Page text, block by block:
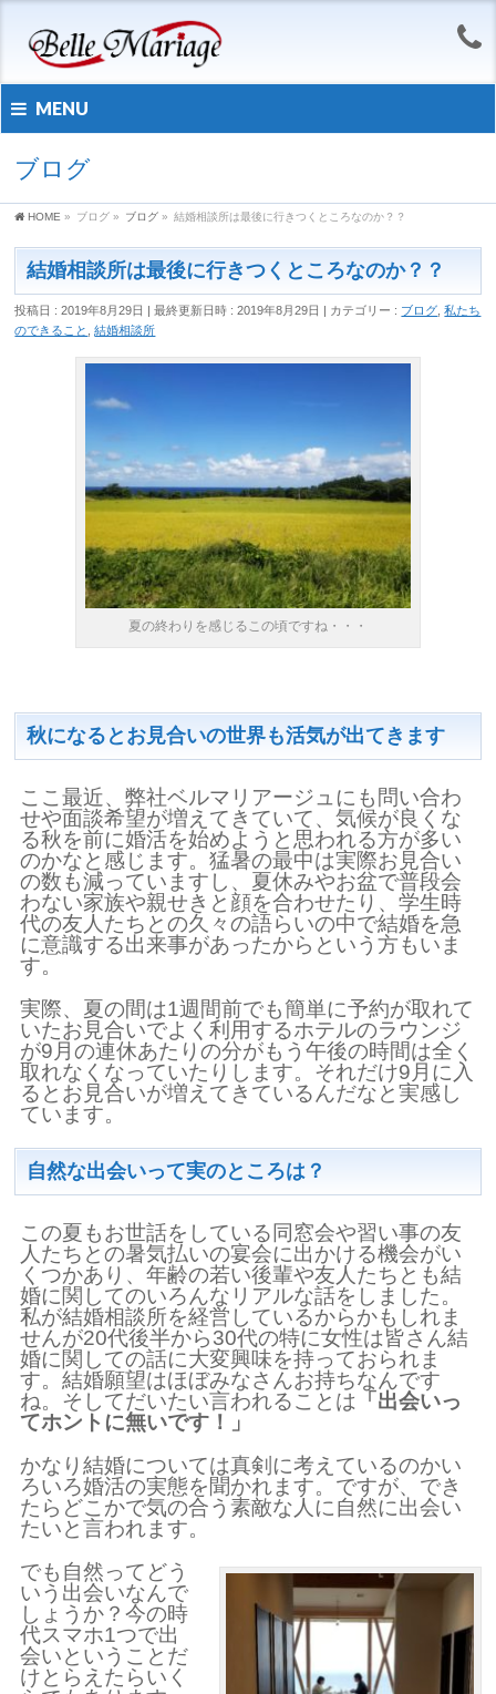
MENU
ブログ
HOME » ブログ » ブログ » 結婚相談所は最後に行きつくところなのか？？
結婚相談所は最後に行きつくところなのか？？
投稿日 : 2019年8月29日 最終更新日時 : 2019年8月29日 カテゴリー : ブログ ,私たち
のできること
,結婚相談所
夏の終わりを感じるこの頃ですね・・・
秋になるとお見合いの世界も活気が出てきます
ここ最近、弊社ベルマリアージュにも問い合わ
せや面談希望が増えてきていて、気候が良くな
る秋を前に婚活を始めようと思われる方が多い
のかなと感じます。猛暑の最中は実際お見合い
の数も減っていますし、夏休みやお盆で普段会
わない家族や親せきと顔を合わせたり、学生時
代の友人たちとの久々の語らいの中で結婚を急
に意識する出来事があったからという方もいま
す。
実際、夏の間は1週間前でも簡単に予約が取れて
いたお見合いでよく利用するホテルのラウンジ
が9月の連休あたりの分がもう午後の時間は全く
取れなくなっていたりします。それだけ9月に入
るとお見合いが増えてきているんだなと実感し
ています。
自然な出会いって実のところは？
この夏もお世話をしている同窓会や習い事の友
人たちとの暑気払いの宴会に出かける機会がい
くつかあり、年齢の若い後輩や友人たちとも結
婚に関してのいろんなリアルな話をしました。
私が結婚相談所を経営しているからかもしれま
せんが20代後半から30代の特に女性は皆さん結
婚に関しての話に大変興味を持っておられま
す。結婚願望はほぼみなさんお持ちなんです
ね。そしてだいたい言われることは
「出会いっ
てホントに無いです！」
かなり結婚については真剣に考えているのかい
ろいろ婚活の実態を聞かれます。ですが、でき
たらどこかで気の合う素敵な人に自然に出会い
たいと言われます。
でも自然ってどう
いう出会いなんで
しょうか？今の時
代スマホ1つで出
会いということだ
けとらえたらいく